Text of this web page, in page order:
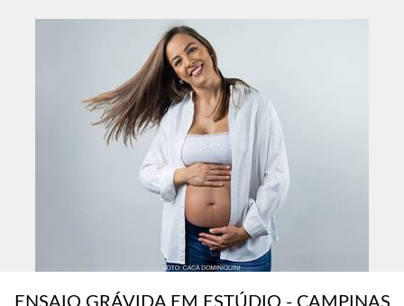
ENSAIO GRÁVIDA EM ESTÚDIO - CAMPINAS